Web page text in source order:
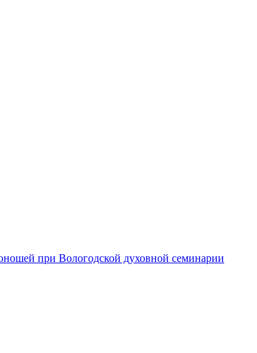
при Вологодской духовной семинарии